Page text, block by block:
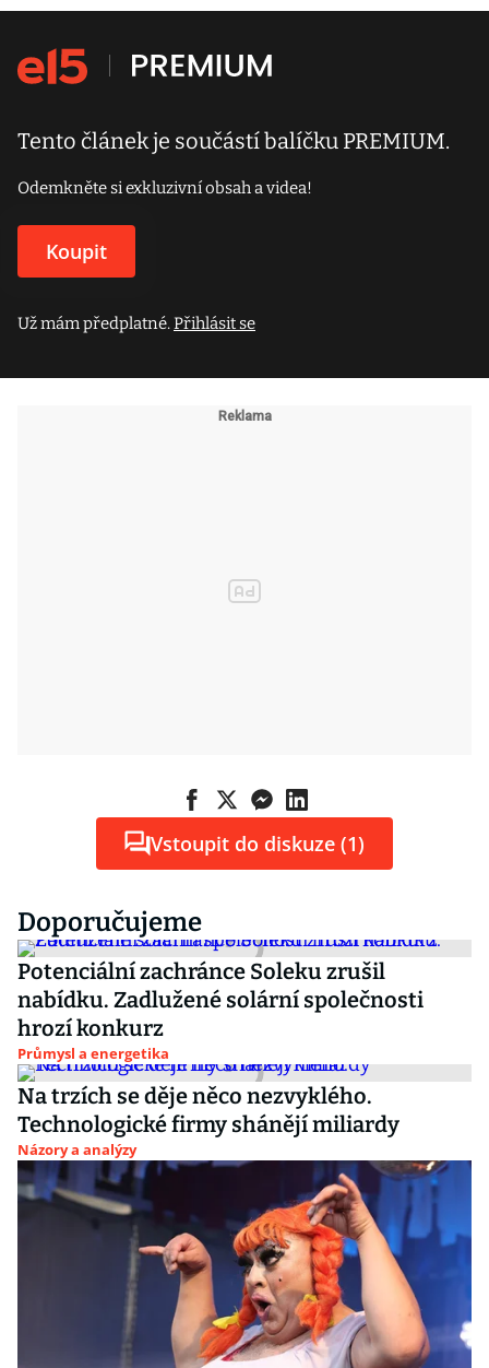
Tento článek je součástí balíčku PREMIUM.
Odemkněte si exkluzivní obsah a videa!
Koupit
Už mám předplatné.Přihlásit se
Vstoupit do diskuze (1)
Doporučujeme
Potenciální zachránce Soleku zrušil
nabídku. Zadlužené solární společnosti
hrozí konkurz
Průmysl a energetika
Na trzích se děje něco nezvyklého.
Technologické firmy shánějí miliardy
Názory a analýzy